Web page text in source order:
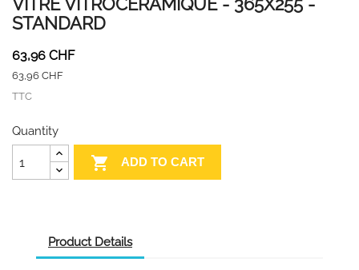
STANDARD
63,96 CHF
63,96 CHF
TTC
Quantity
 ADD TO CART
Product Details